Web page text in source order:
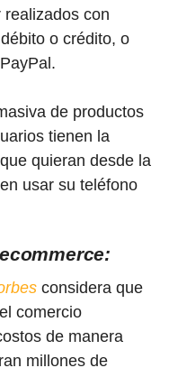
con
o crédito, o
de productos
tienen la
quieran desde la
usar su teléfono
ecommerce:
considera que
comercio
de manera
millones de